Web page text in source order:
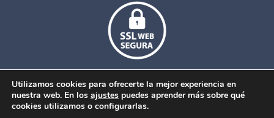
Utilizamos cookies para ofrecerte la mejor experiencia en
nuestra web. En los ajustes puedes aprender más sobre qué
cookies utilizamos o configurarlas.